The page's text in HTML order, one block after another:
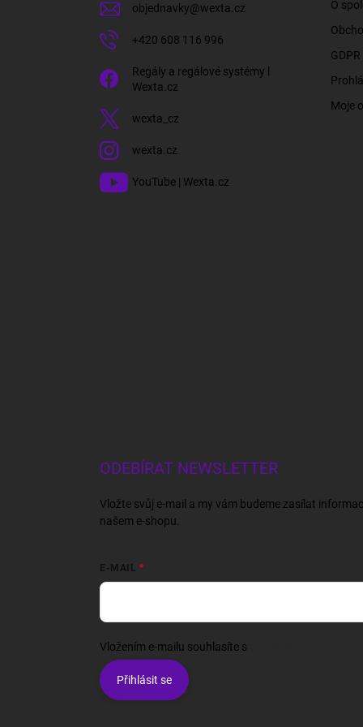
objednavky@wexta.cz
+420 608 116 996
Regály a regálové systémy l
Wexta.cz
wexta_cz
wexta.cz
YouTube | Wexta.cz
O
Moje
ODEBÍRAT NEWSLETTER
Vložte svůj e-mail a my vám budeme zasílat
našem e-shopu.
E-MAIL
Vložením e-mailu souhlasíte s
Přihlásit se